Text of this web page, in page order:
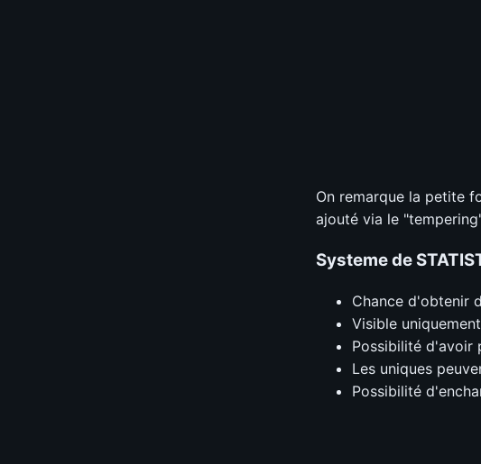
On remarque la petite
ajouté via le
Systeme de
Chance d'obtenir
Visible
Possibilité d'avoir
Les uniques
Possibilité